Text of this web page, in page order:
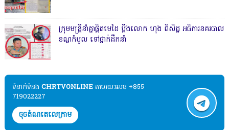
ក្រុមមន្ត្រីនាំគ្នាផ្ដិតមេដៃ ប្ដឹងលោក ហុង ពិសិដ្ឋ អធិការនគរបាល
ខណ្ឌកំបូល ទៅថ្នាក់ដឹកនាំ
ទំនាក់ទំនង​​ CHRTVONLINE តាមរយៈលេខ +855
719022227
ចុចតំណតេលេក្រាម